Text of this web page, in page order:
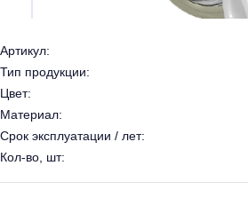
Артикул:
Тип продукции:
Цвет:
Материал:
Срок эксплуатации / лет:
Кол-во, шт: